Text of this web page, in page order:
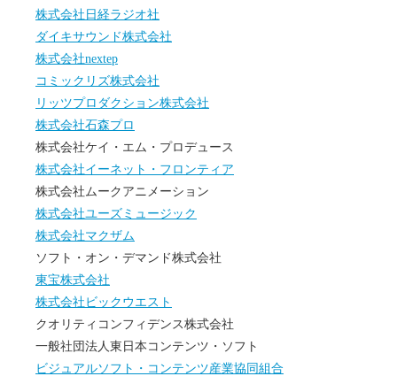
株式会社日経ラジオ社
ダイキサウンド株式会社
株式会社nextep
コミックリズ株式会社
リッツプロダクション株式会社
株式会社石森プロ
株式会社ケイ・エム・プロデュース
株式会社イーネット・フロンティア
株式会社ムークアニメーション
株式会社ユーズミュージック
株式会社マクザム
ソフト・オン・デマンド株式会社
東宝株式会社
株式会社ビックウエスト
クオリティコンフィデンス株式会社
一般社団法人東日本コンテンツ・ソフト
ビジュアルソフト・コンテンツ産業協同組合